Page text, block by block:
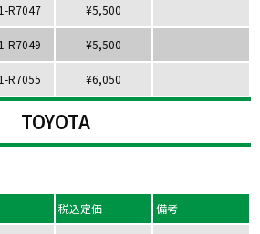
R7047 ¥5,500
R7049 ¥5,500
R7055 ¥6,050
TOYOTA
税込定価 備考